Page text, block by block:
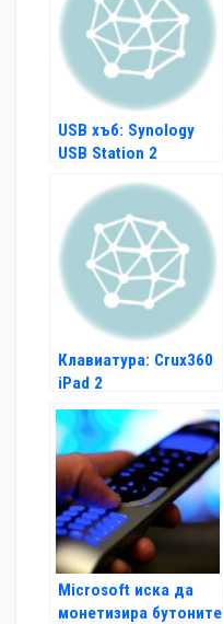
USB хъб: Synology
USB Station 2
Клавиатура: Crux360
iPad 2
Microsoft иска да
монетизира бутоните